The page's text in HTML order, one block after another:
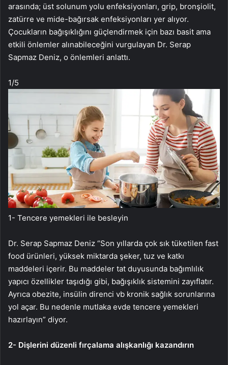
arasında; üst solunum yolu enfeksiyonları, grip, bronşiolit,
zatürre ve mide-bağırsak enfeksiyonları yer alıyor.
Çocukların bağışıklığını güçlendirmek için bazı basit ama
etkili önlemler alınabileceğini vurgulayan Dr. Serap
Sapmaz Deniz, o önlemleri anlattı.
1/5
1- Tencere yemekleri ile besleyin
Dr. Serap Sapmaz Deniz “Son yıllarda çok sık tüketilen fast
food ürünleri, yüksek miktarda şeker, tuz ve katkı
maddeleri içerir. Bu maddeler tat duyusunda bağımlılık
yapıcı özellikler taşıdığı gibi, bağışıklık sistemini zayıflatır.
Ayrıca obezite, insülin direnci vb kronik sağlık sorunlarına
yol açar. Bu nedenle mutlaka evde tencere yemekleri
hazırlayın” diyor.
2- Dişlerini düzenli fırçalama alışkanlığı kazandırın